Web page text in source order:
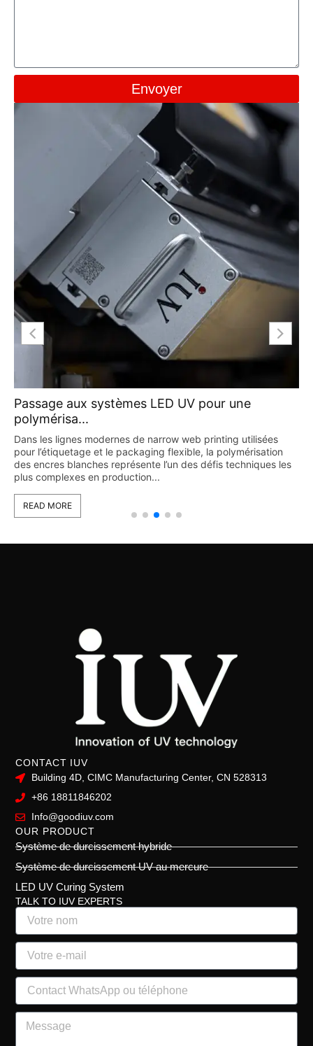
Envoyer
Passage aux systèmes LED UV pour une
polymérisa...
Dans les lignes modernes de narrow web printing utilisées
pour l’étiquetage et le packaging flexible, la polymérisation
des encres blanches représente l’un des défis techniques les
plus complexes en production...
READ MORE
CONTACT IUV
Building 4D, CIMC Manufacturing Center, CN 528313
+86 18811846202
Info@goodiuv.com
OUR PRODUCT
Système de durcissement hybride
Système de durcissement UV au mercure
LED UV Curing System
TALK TO IUV EXPERTS